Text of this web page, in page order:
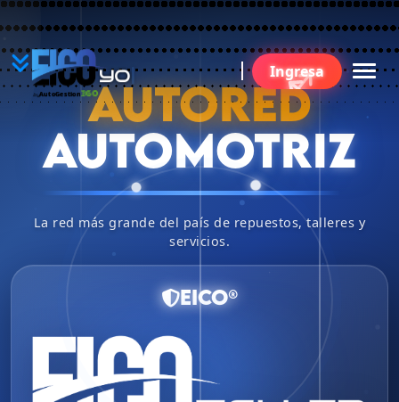
YO
BU
AutoGestion 360
Ingresa
AUTORED
AUTOMOTRIZ
La red más grande del país de repuestos, talleres y
servicios.
EICO®